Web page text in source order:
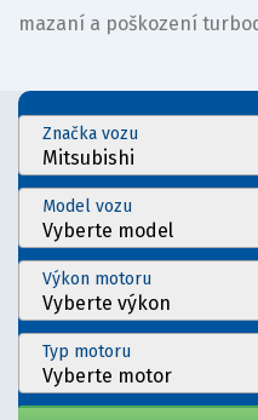
mazaní a poškození
Mitsubishi
Značka vozu
Vyberte model
Model vozu
Vyberte výkon
Výkon motoru
Vyberte motor
Typ motoru